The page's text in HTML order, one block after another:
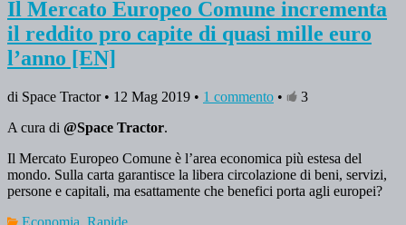
Il Mercato Europeo Comune incrementa
il reddito pro capite di quasi mille euro
l’anno [EN]
di Space Tractor • 12 Mag 2019 • 1 commento •
3
A cura di @Space Tractor.
Il Mercato Europeo Comune è l’area economica più estesa del
mondo. Sulla carta garantisce la libera circolazione di beni, servizi,
persone e capitali, ma esattamente che benefici porta agli europei?
Economia, Rapide